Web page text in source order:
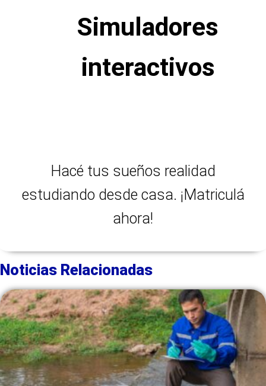
Simuladores
interactivos
Hacé tus sueños realidad
estudiando desde casa. ¡Matriculá
ahora!
Noticias Relacionadas